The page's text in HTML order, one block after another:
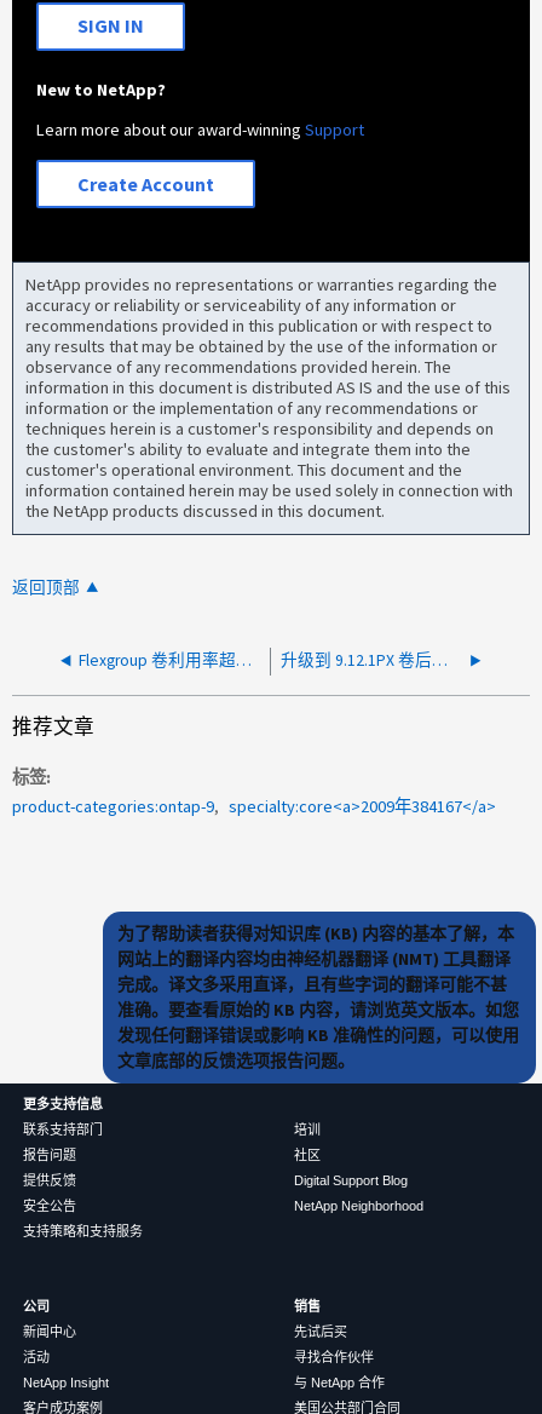
SIGN IN
New to NetApp?
Learn more about our award-winningSupport
Create Account
NetApp provides no representations or warranties regarding the
accuracy or reliability or serviceability of any information or
recommendations provided in this publication or with respect to
any results that may be obtained by the use of the information or
observance of any recommendations provided herein. The
information in this document is distributed AS IS and the use of this
information or the implementation of any recommendations or
techniques herein is a customer's responsibility and depends on
the customer's ability to evaluate and integrate them into the
customer's operational environment. This document and the
information contained herein may be used solely in connection with
the NetApp products discussed in this document.
返回顶部
Flexgroup 卷利用率超过 90%，并且即将用满 升级到 9.12.1PX 卷后，未创建计划的 Snapshot
推荐文章
标签
product-categories:ontap-9
specialty:core<a>2009年384167</a>
为了帮助读者获得对知识库 (KB) 内容的基本了解，本
网站上的翻译内容均由神经机器翻译 (NMT) 工具翻译
完成。译文多采用直译，且有些字词的翻译可能不甚
准确。要查看原始的 KB 内容，请浏览英文版本。如您
发现任何翻译错误或影响 KB 准确性的问题，可以使用
文章底部的反馈选项报告问题。
更多支持信息
联系支持部门
报告问题
提供反馈
安全公告
支持策略和支持服务
培训
社区
Digital Support Blog
NetApp Neighborhood
公司
新闻中心
活动
NetApp Insight
客户成功案例
销售
先试后买
寻找合作伙伴
与 NetApp 合作
美国公共部门合同